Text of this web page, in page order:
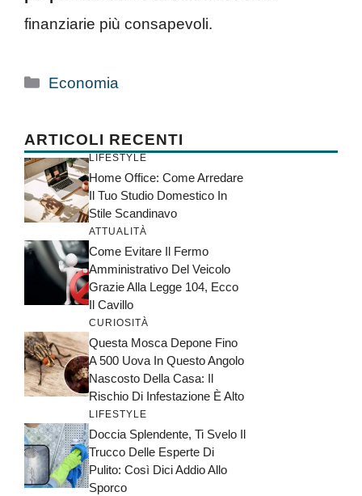
finanziarie più consapevoli.
Categorie
Economia
ARTICOLI RECENTI
LIFESTYLE
Home Office: Come Arredare
Il Tuo Studio Domestico In
Stile Scandinavo
ATTUALITÀ
Come Evitare Il Fermo
Amministrativo Del Veicolo
Grazie Alla Legge 104, Ecco
Il Cavillo
CURIOSITÀ
Questa Mosca Depone Fino
A 500 Uova In Questo Angolo
Nascosto Della Casa: Il
Rischio Di Infestazione È Alto
LIFESTYLE
Doccia Splendente, Ti Svelo Il
Trucco Delle Esperte Di
Pulito: Così Dici Addio Allo
Sporco